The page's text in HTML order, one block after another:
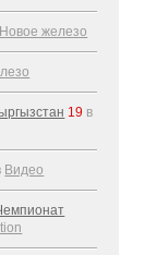
Новое железо
19 в
Видео